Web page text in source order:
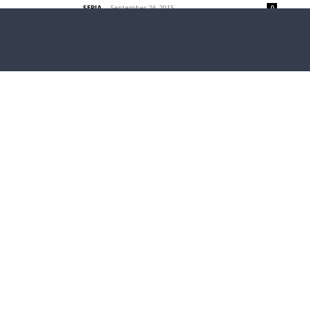
SEPIA - September 26, 2015 0